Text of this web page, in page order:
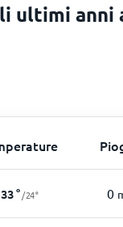
ultimi anni
33° /24° 0